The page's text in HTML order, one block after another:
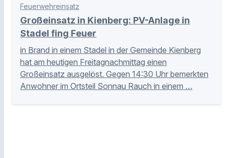
Feuerwehreinsatz
Großeinsatz in Kienberg: PV-Anlage in
Stadel fing Feuer
in Brand in einem Stadel in der Gemeinde Kienberg
hat am heutigen Freitagnachmittag einen
Großeinsatz ausgelöst. Gegen 14:30 Uhr bemerkten
Anwohner im Ortsteil Sonnau Rauch in einem …